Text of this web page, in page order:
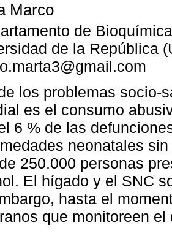
Marco
de
de la República
los problemas socio-
es el consumo
6 % de las
neonatales
250.000 personas
El hígado y el SNC
hasta el
que monitoreen